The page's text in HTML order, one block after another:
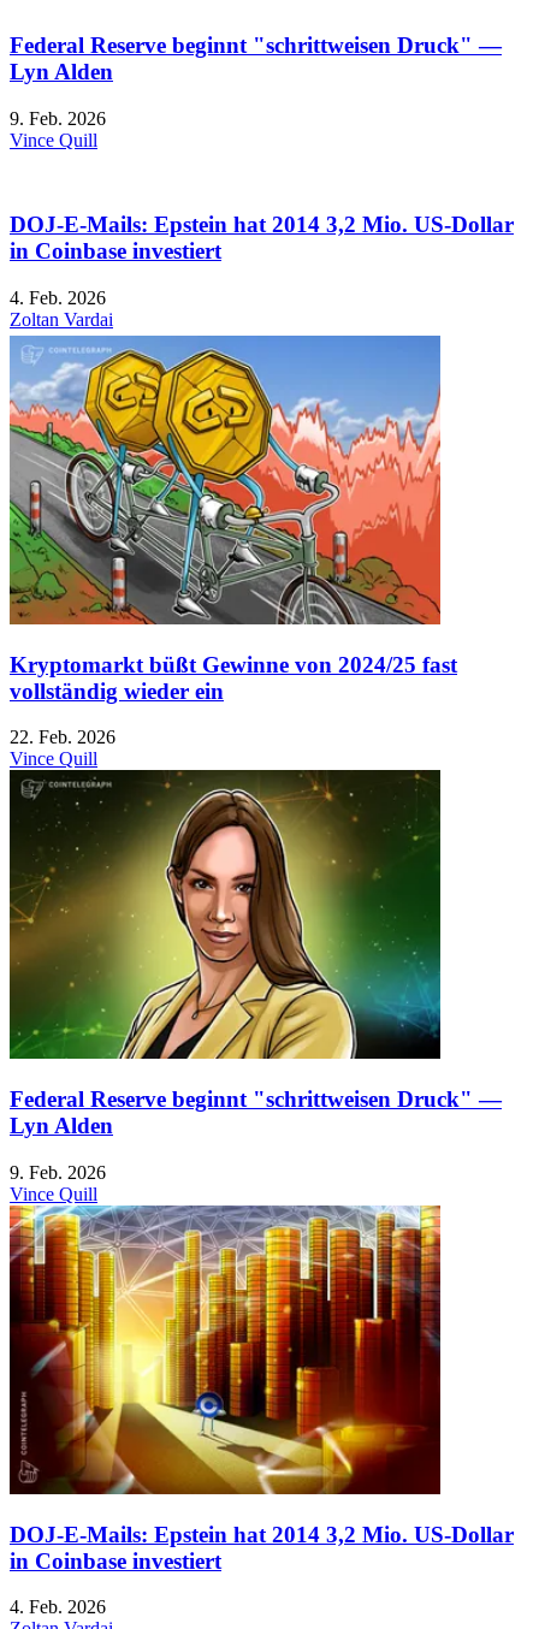
Federal Reserve beginnt "schrittweisen Druck" —
Lyn Alden
9. Feb. 2026
Vince Quill
DOJ-E-Mails: Epstein hat 2014 3,2 Mio. US-Dollar
in Coinbase investiert
4. Feb. 2026
Zoltan Vardai
Kryptomarkt büßt Gewinne von 2024/25 fast
vollständig wieder ein
22. Feb. 2026
Vince Quill
Federal Reserve beginnt "schrittweisen Druck" —
Lyn Alden
9. Feb. 2026
Vince Quill
DOJ-E-Mails: Epstein hat 2014 3,2 Mio. US-Dollar
in Coinbase investiert
4. Feb. 2026